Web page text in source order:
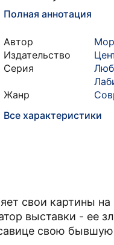
Полная аннотация
Автор
Издательство
Серия
Жанр
Все характеристики
свои картины на
выставки - ее
свою бывшую